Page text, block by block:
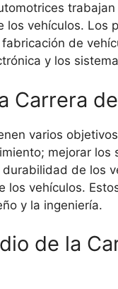
vehículos. Los
de
y los
Carrera
varios
mejorar
de los
los vehículos.
y la ingeniería.
de la